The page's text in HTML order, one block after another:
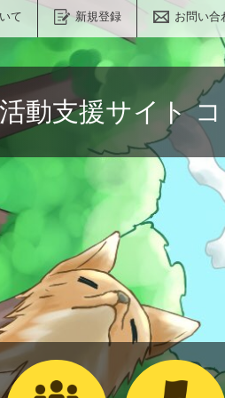
て 新規登録 お問い合
動支援サイト